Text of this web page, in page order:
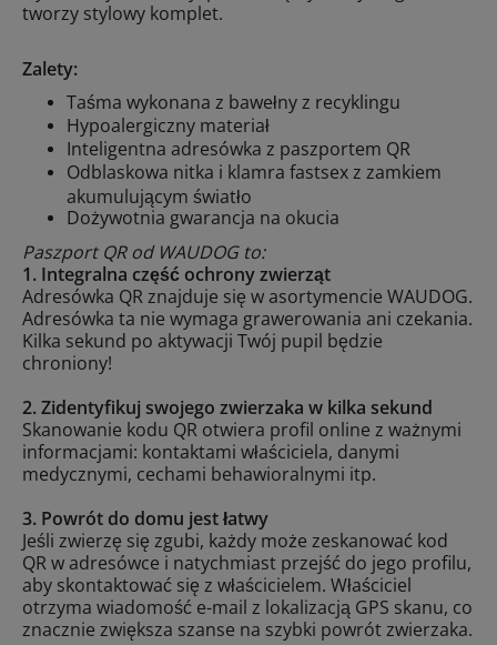
tworzy stylowy komplet.
Zalety:
Taśma wykonana z bawełny z recyklingu
Hypoalergiczny materiał
Inteligentna adresówka z paszportem QR
Odblaskowa nitka i klamra fastsex z zamkiem
akumulującym światło
Dożywotnia gwarancja na okucia
Paszport QR od WAUDOG to:
1. Integralna część ochrony zwierząt
Adresówka QR znajduje się w asortymencie WAUDOG.
Adresówka ta nie wymaga grawerowania ani czekania.
Kilka sekund po aktywacji Twój pupil będzie
chroniony!
2. Zidentyfikuj swojego zwierzaka w kilka sekund
Skanowanie kodu QR otwiera profil online z ważnymi
informacjami: kontaktami właściciela, danymi
medycznymi, cechami behawioralnymi itp.
3. Powrót do domu jest łatwy
Jeśli zwierzę się zgubi, każdy może zeskanować kod
QR w adresówce i natychmiast przejść do jego profilu,
aby skontaktować się z właścicielem. Właściciel
otrzyma wiadomość e-mail z lokalizacją GPS skanu, co
znacznie zwiększa szanse na szybki powrót zwierzaka.